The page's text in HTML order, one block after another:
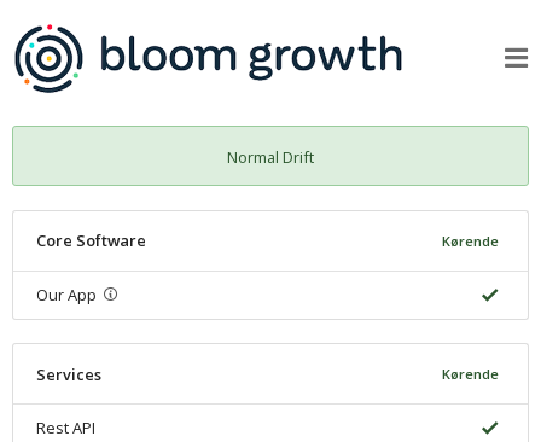
Normal Drift
Core Software Kørende
Our App
Services Kørende
Rest API